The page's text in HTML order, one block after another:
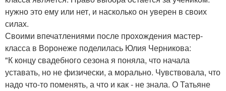
нужно это ему или нет, и насколько он уверен в своих
силах.
Своими впечатлениями после прохождения мастер-
класса в Воронеже поделилась Юлия Черникова:
"К концу свадебного сезона я поняла, что начала
уставать, но не физически, а морально. Чувствовала, что
надо что-то поменять, а что и как - не знала. О Татьяне